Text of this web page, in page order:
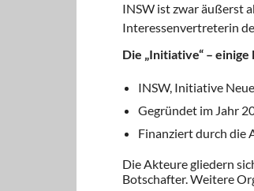
INSW ist zwar äußerst
Interessenvertreterin
Die „Initiative“ – einige
INSW, Initiative
Gegründet im Jahr
Finanziert durch die
Die Akteure gliedern
Botschafter. Weitere